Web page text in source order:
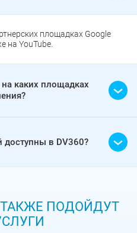
площадках Google
на YouTube.
каких площадках
в DV360?
ПОДОЙДУТ